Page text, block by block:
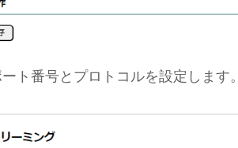
ート番号とプロトコルを設定します